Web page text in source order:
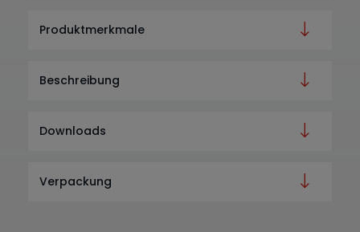
Produktmerkmale
Beschreibung
Downloads
Verpackung